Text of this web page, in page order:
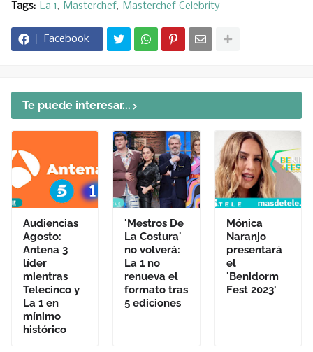
Tags: La 1 Masterchef Masterchef Celebrity
Facebook
Te puede interesar...
Audiencias
Agosto:
Antena 3
líder
mientras
Telecinco y
La 1 en
mínimo
histórico
'Mestros De
La Costura'
no volverá:
La 1 no
renueva el
formato tras
5 ediciones
Mónica
Naranjo
presentará
el
'Benidorm
Fest 2023'